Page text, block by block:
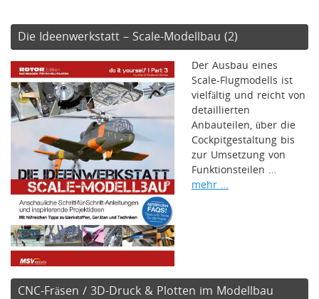
Die Ideenwerkstatt – Scale-Modellbau (2)
Der Ausbau eines
Scale-Flugmodells ist
vielfältig und reicht von
detaillierten
Anbauteilen, über die
Cockpitgestaltung bis
zur Umsetzung von
Funktionsteilen …
mehr …
CNC-Fräsen / 3D-Druck & Plotten im Modellbau